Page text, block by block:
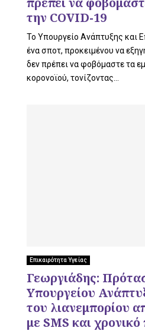
την COVID-19
Το Yπουργείο Ανάπτυξης και
ένα σποτ, προκειμένου να
δεν πρέπει να φοβόμαστε τα
κορονοϊού, τονίζοντας...
Επικαιρότητα Υγείας
Γεωργιάδης:
Υπουργείου
του λιανεμπορίου
με SMS και χρονικό